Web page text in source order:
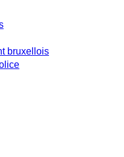
bruxellois